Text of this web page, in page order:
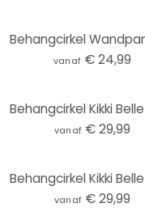
vanaf € 24,99
vanaf € 29,99
vanaf € 29,99